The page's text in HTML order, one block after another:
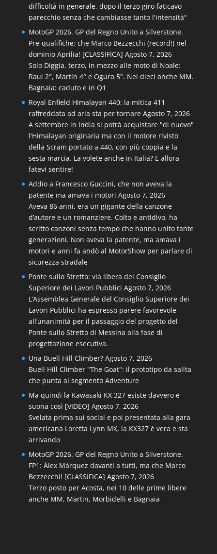
difficoltà in generale, dopo il terzo giro faticavo
parecchio senza che cambiasse tanto l'intensità"
MotoGP 2026. GP del Regno Unito a Silverstone.
Pre-qualifiche: che Marco Bezzecchi (record!) nel
dominio Aprilia! [CLASSIFICA] Agosto 7, 2026
Solo Diggia, terzo, in mezzo alle moto di Noale:
Raul 2°, Martín 4° e Ogura 5°. Nei dieci anche MM.
Bagnaia: caduto e in Q1
Royal Enfield Himalayan 440: la mitica 411
raffreddata ad aria sta per tornare Agosto 7, 2026
A settembre in India si potrà acquistare "di nuovo"
l'Himalayan originaria ma con il motore rivisto
della Scram portato a 440, con più coppia e la
sesta marcia. La volete anche in Italia? E allora
fatevi sentire!
Addio a Francesco Guccini, che non aveva la
patente ma amava i motori Agosto 7, 2026
Aveva 86 anni, era un gigante della canzone
d’autore e un romanziere. Colto e antidivo, ha
scritto canzoni senza tempo che hanno unito tante
generazioni. Non aveva la patente, ma amava i
motori e anni fa andò al MotorShow per parlare di
sicurezza stradale
Ponte sullo Stretto: via libera del Consiglio
Superiore dei Lavori Pubblici Agosto 7, 2026
L’Assemblea Generale del Consiglio Superiore dei
Lavori Pubblici ha espresso parere favorevole
all’unanimità per il passaggio del progetto del
Ponte sullo Stretto di Messina alla fase di
progettazione esecutiva.
Una Buell Hill Climber? Agosto 7, 2026
Buell Hill Climber "The Goat": il prototipo da salita
che punta al segmento Adventure
Ma quindi la Kawasaki KX 327 esiste davvero e
suona così [VIDEO] Agosto 7, 2026
Svelata prima sui social e poi presentata alla gara
americana Loretta Lynn MX, la KX327 è vera e sta
arrivando
MotoGP 2026. GP del Regno Unito a Silverstone.
FP1: Álex Márquez davanti a tutti, ma che Marco
Bezzecchi! [CLASSIFICA] Agosto 7, 2026
Terzo posto per Acosta, nei 10 delle prime libere
anche MM, Martin, Morbidelli e Bagnaia